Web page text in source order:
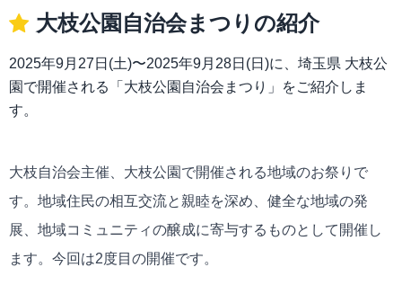
大枝公園自治会まつりの紹介
2025年9月27日(土)〜2025年9月28日(日)に、埼玉県 大枝公
園で開催される「大枝公園自治会まつり」をご紹介しま
す。
大枝自治会主催、大枝公園で開催される地域のお祭りで
す。地域住民の相互交流と親睦を深め、健全な地域の発
展、地域コミュニティの醸成に寄与するものとして開催し
ます。今回は2度目の開催です。